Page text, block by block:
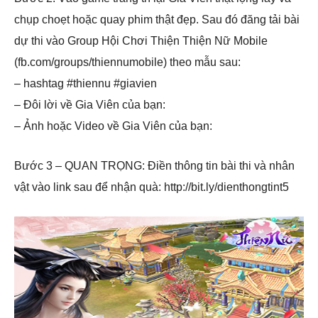
chụp choẹt hoặc quay phim thật đẹp. Sau đó đăng tải bài
dự thi vào Group Hội Chơi Thiện Thiện Nữ Mobile
(fb.com/groups/thiennumobile) theo mẫu sau:
– hashtag #thiennu #giavien
– Đôi lời về Gia Viên của bạn:
– Ảnh hoặc Video về Gia Viên của bạn:
Bước 3 – QUAN TRỌNG: Điền thông tin bài thi và nhân
vật vào link sau để nhận quà: http://bit.ly/dienthongtint5